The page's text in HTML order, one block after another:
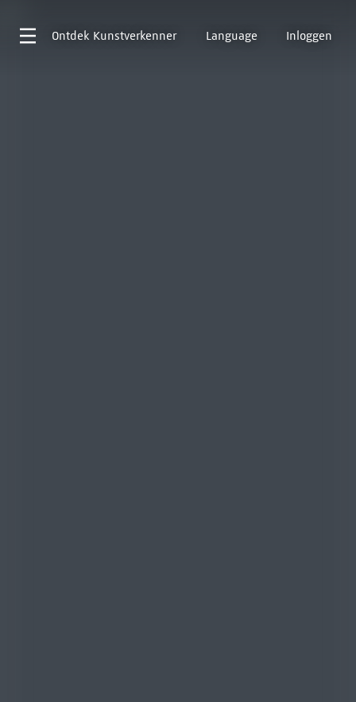
Ontdek Kunstverkenner Language Inloggen